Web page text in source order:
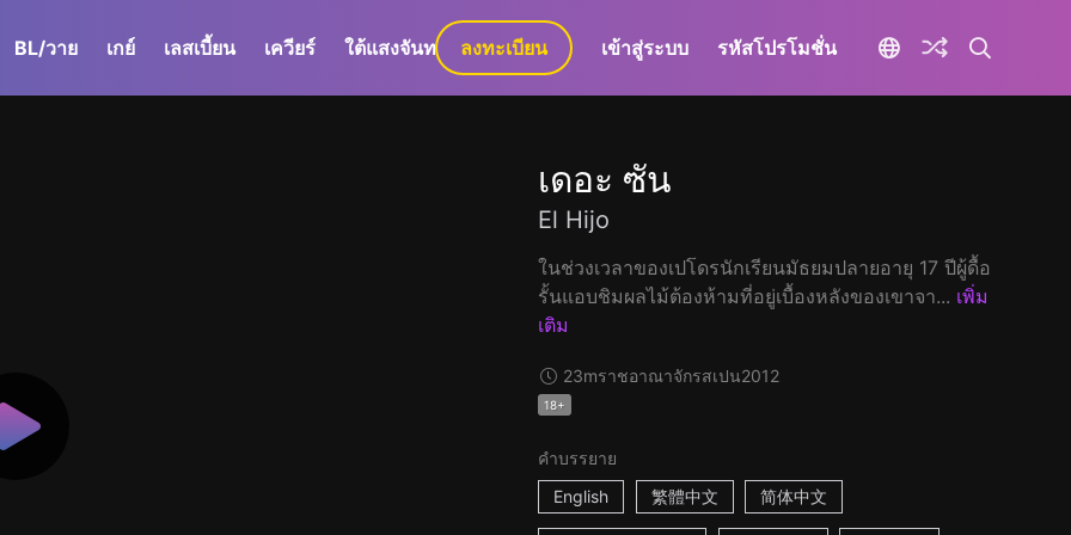
BL/วาย เกย์ เลสเบี้ยน เควียร์ ใต้แสงจันทร์ GaLa+
ลงทะเบียน เข้าสู่ระบบ รหัสโปรโมชั่น
เดอะ ซัน
El Hijo
ในช่วงเวลาของเปโดรนักเรียนมัธยมปลายอายุ 17 ปีผู้ดื้อ
รั้นแอบชิมผลไม้ต้องห้ามที่อยู่เบื้องหลังของเขาจา... เพิ่ม
เติม
23mราชอาณาจักรสเปน2012
18+
คำบรรยาย
English
繁體中文 简体中文